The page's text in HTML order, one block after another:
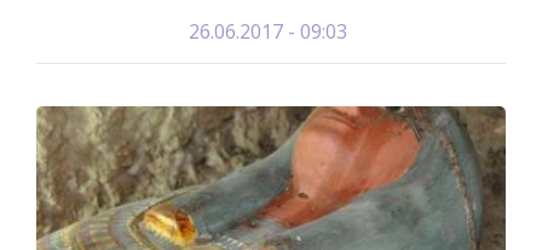
26.06.2017 - 09:03